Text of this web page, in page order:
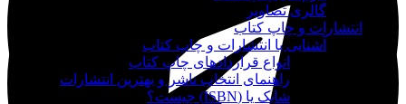
گالری تصاویر
انتشارات و چاپ کتاب
آشنایی با انتشارات و چاپ کتاب
انواع قراردادهای چاپ کتاب
راهنمای انتخاب ناشر و بهترین انتشارات
شابک یا (ISBN) چیست؟